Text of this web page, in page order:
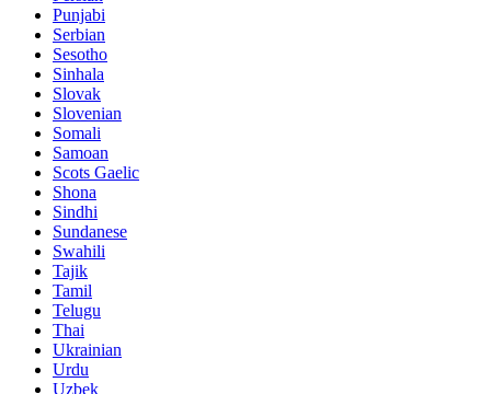
Punjabi
Serbian
Sesotho
Sinhala
Slovak
Slovenian
Somali
Samoan
Scots Gaelic
Shona
Sindhi
Sundanese
Swahili
Tajik
Tamil
Telugu
Thai
Ukrainian
Urdu
Uzbek